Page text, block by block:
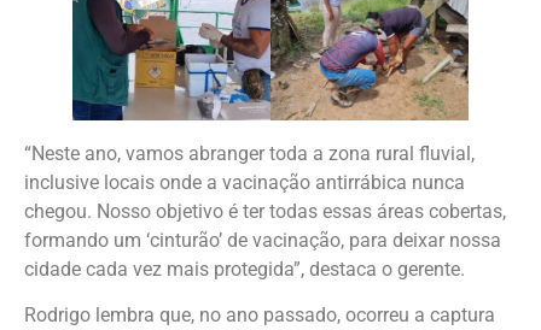
“Neste ano, vamos abranger toda a zona rural fluvial,
inclusive locais onde a vacinação antirrábica nunca
chegou. Nosso objetivo é ter todas essas áreas cobertas,
formando um ‘cinturão’ de vacinação, para deixar nossa
cidade cada vez mais protegida”, destaca o gerente.
Rodrigo lembra que, no ano passado, ocorreu a captura